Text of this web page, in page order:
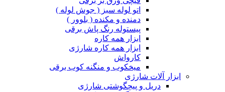
اتو لوله سبز ( جوش لوله )
دمنده و مکنده ( بلوور )
پیستوله رنگ پاش برقی
ابزار همه کاره
ابزار همه کاره شارژی
کارواش
میخکوب و منگنه کوب برقی
ابزار آلات شارژی
دریل و پیچگوشتی شارژی